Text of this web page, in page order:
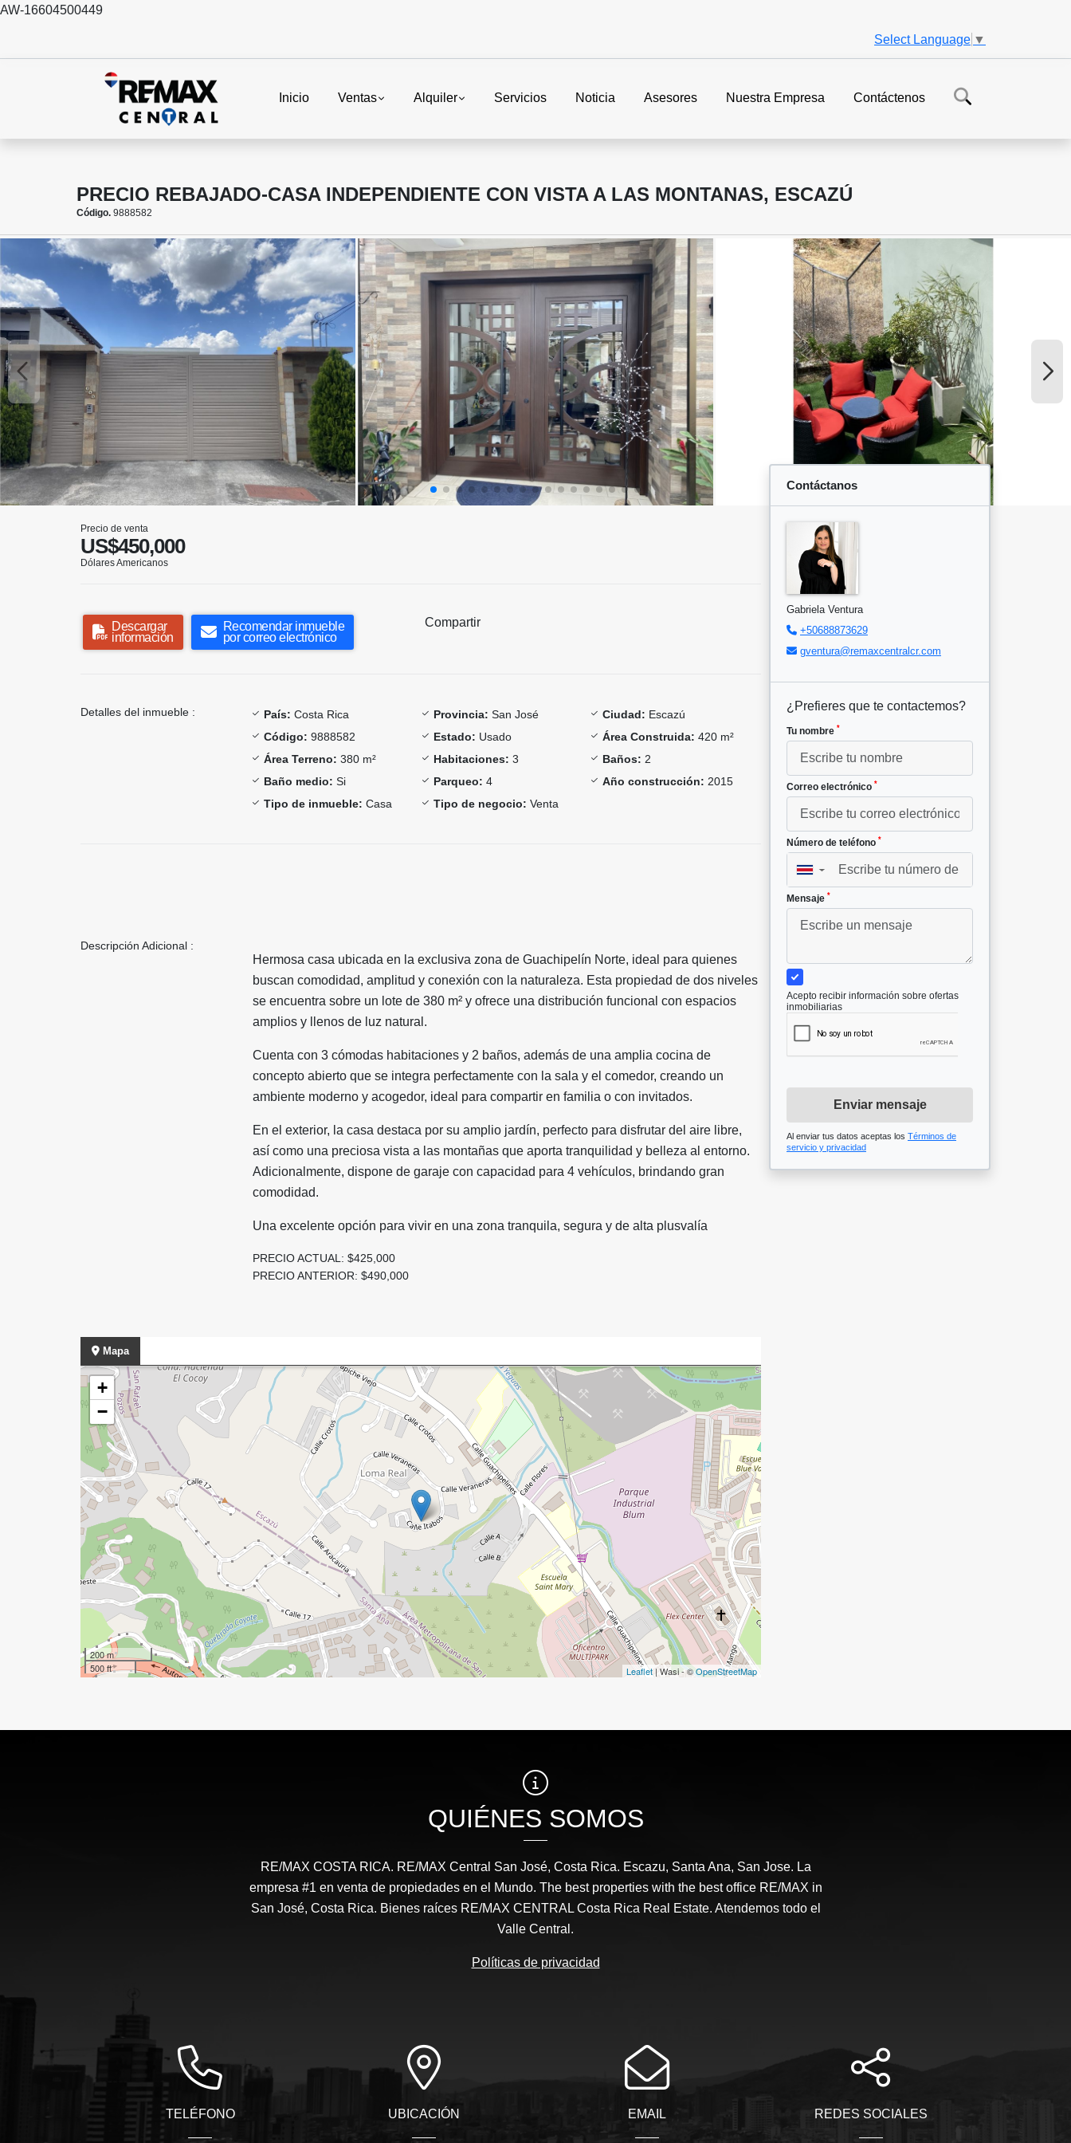
AW-16604500449
Select Language ▼
Inicio Ventas Alquiler Servicios Noticia Asesores Nuestra Empresa Contáctenos
PRECIO REBAJADO-CASA INDEPENDIENTE CON VISTA A LAS MONTANAS, ESCAZÚ
Código. 9888582
Precio de venta
US$450,000
Dólares Americanos
Descargar
información
Recomendar inmueble
por correo electrónico
Compartir
Detalles del inmueble : País: Costa Rica Provincia: San José Ciudad: Escazú
Código: 9888582 Estado: Usado Área Construida: 420 m²
Área Terreno: 380 m² Habitaciones: 3 Baños: 2
Baño medio: Si Parqueo: 4 Año construcción: 2015
Tipo de inmueble: Casa Tipo de negocio: Venta
Descripción Adicional :
Hermosa casa ubicada en la exclusiva zona de Guachipelín Norte, ideal para quienes
buscan comodidad, amplitud y conexión con la naturaleza. Esta propiedad de dos niveles
se encuentra sobre un lote de 380 m² y ofrece una distribución funcional con espacios
amplios y llenos de luz natural.
Cuenta con 3 cómodas habitaciones y 2 baños, además de una amplia cocina de
concepto abierto que se integra perfectamente con la sala y el comedor, creando un
ambiente moderno y acogedor, ideal para compartir en familia o con invitados.
En el exterior, la casa destaca por su amplio jardín, perfecto para disfrutar del aire libre,
así como una preciosa vista a las montañas que aporta tranquilidad y belleza al entorno.
Adicionalmente, dispone de garaje con capacidad para 4 vehículos, brindando gran
comodidad.
Una excelente opción para vivir en una zona tranquila, segura y de alta plusvalía
PRECIO ACTUAL: $425,000
PRECIO ANTERIOR: $490,000
Mapa
+
−
200 m
500 ft
Leaflet | Wasi - ©OpenStreetMap
Contáctanos
Gabriela Ventura
+50688873629
gventura@remaxcentralcr.com
¿Prefieres que te contactemos?
Tu nombre *
Correo electrónico *
Número de teléfono *
▼
Mensaje *
Acepto recibir información sobre ofertas
inmobiliarias
Enviar mensaje
Al enviar tus datos aceptas los Términos de
servicio y privacidad
QUIÉNES SOMOS
RE/MAX COSTA RICA. RE/MAX Central San José, Costa Rica. Escazu, Santa Ana, San Jose. La
empresa #1 en venta de propiedades en el Mundo. The best properties with the best office RE/MAX in
San José, Costa Rica. Bienes raíces RE/MAX CENTRAL Costa Rica Real Estate. Atendemos todo el
Valle Central.
Políticas de privacidad
TELÉFONO UBICACIÓN EMAIL REDES SOCIALES